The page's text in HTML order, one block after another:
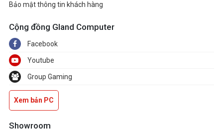
Bảo mật thông tin khách hàng
Cộng đồng Gland Computer
Facebook
Youtube
Group Gaming
Xem bản PC
Showroom